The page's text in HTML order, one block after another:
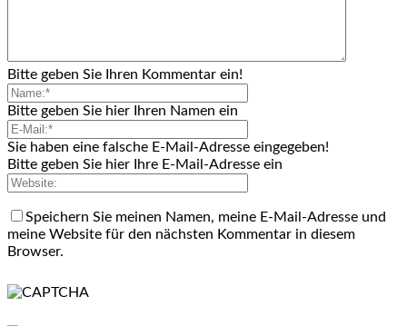
Bitte geben Sie Ihren Kommentar ein!
Bitte geben Sie hier Ihren Namen ein
Sie haben eine falsche E-Mail-Adresse eingegeben!
Bitte geben Sie hier Ihre E-Mail-Adresse ein
Speichern Sie meinen Namen, meine E-Mail-Adresse und
meine Website für den nächsten Kommentar in diesem
Browser.